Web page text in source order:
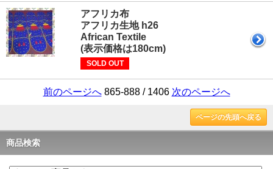
アフリカ布
アフリカ生地 h26
African Textile
(表示価格は180cm)
SOLD OUT
前のページへ865-888 / 1406 次のページへ
ページの先頭へ戻る
商品検索